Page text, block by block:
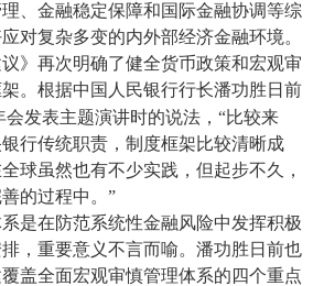
、金融稳定保障和国际金融协调等综
对复杂多变的内外部经济金融环境。
》再次明确了健全货币政策和宏观审
。根据中国人民银行行长潘功胜日前
会发表主题演讲时的说法，“比较来
行传统职责，制度框架比较清晰成
球虽然也有不少实践，但起步不久，
的过程中。”
是在防范系统性金融风险中发挥积极
，重要意义不言而喻。潘功胜日前也
盖全面宏观审慎管理体系的四个重点